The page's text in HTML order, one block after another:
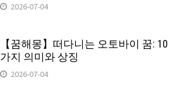
2026-07-04
【꿈해몽】떠다니는 오토바이 꿈: 10
가지 의미와 상징
2026-07-04